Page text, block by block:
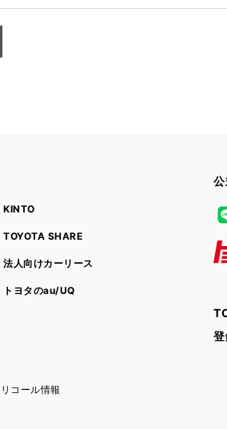
KINTO
TOYOTA SHARE
法人向けカーリース
トヨタのau/UQ
リコール情報